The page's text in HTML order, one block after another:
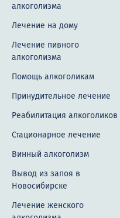
алкоголизма
Лечение на дому
Лечение пивного
алкоголизма
Помощь алкоголикам
Принудительное лечение
Реабилитация алкоголиков
Стационарное лечение
Винный алкоголизм
Вывод из запоя в
Новосибирске
Лечение женского